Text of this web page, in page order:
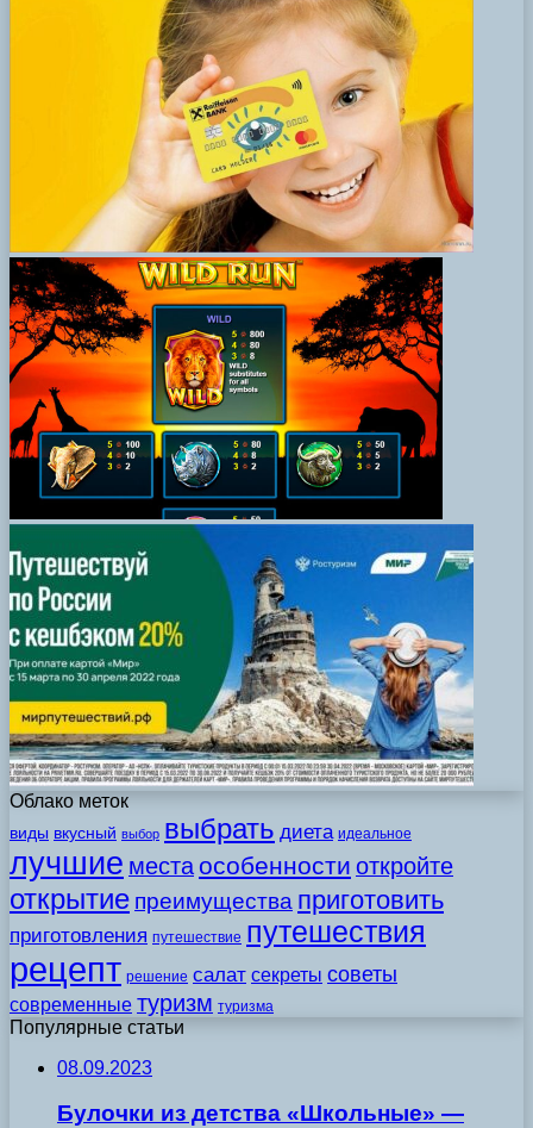
Облако меток
виды вкусный выбор выбрать диета идеальное
лучшие места особенности откройте
открытие преимущества приготовить
приготовления путешествие путешествия
рецепт решение салат секреты советы
современные туризм туризма
Популярные статьи
08.09.2023
Булочки из детства «Школьные» —